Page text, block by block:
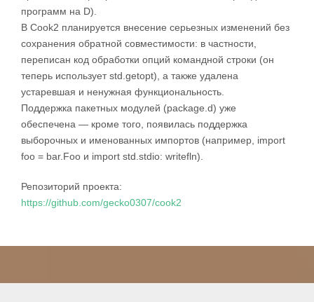
программ на D).
В Cook2 планируется внесение серьезных изменений без
сохранения обратной совместимости: в частности,
переписан код обработки опций командной строки (он
теперь использует std.getopt), а также удалена
устаревшая и ненужная функциональность.
Поддержка пакетных модулей (package.d) уже
обеспечена — кроме того, появилась поддержка
выборочных и именованных импортов (например, import
foo = bar.Foo и import std.stdio: writefln).
Репозиторий проекта:
https://github.com/gecko0307/cook2